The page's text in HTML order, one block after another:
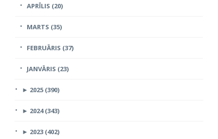
APRĪLIS (20)
MARTS (35)
FEBRUĀRIS (37)
JANVĀRIS (23)
► 2025 (390)
► 2024 (343)
► 2023 (402)